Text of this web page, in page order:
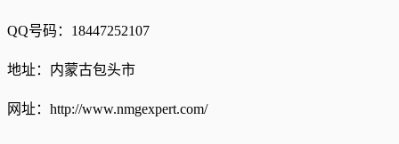
QQ号码：18447252107
地址：内蒙古包头市
网址：http://www.nmgexpert.com/